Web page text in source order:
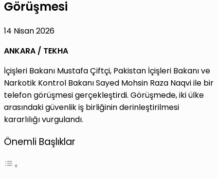
Görüşmesi
14 Nisan 2026
ANKARA / TEKHA
İçişleri Bakanı Mustafa Çiftçi, Pakistan İçişleri Bakanı ve
Narkotik Kontrol Bakanı Sayed Mohsin Raza Naqvi ile bir
telefon görüşmesi gerçekleştirdi. Görüşmede, iki ülke
arasındaki güvenlik iş birliğinin derinleştirilmesi
kararlılığı vurgulandı.
Önemli Başlıklar